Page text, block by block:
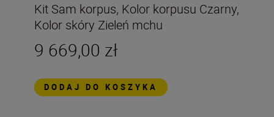
Kit Sam korpus, Kolor korpusu Czarny,
Kolor skóry Zieleń mchu
9 669,00 zł
DODAJ DO KOSZYKA